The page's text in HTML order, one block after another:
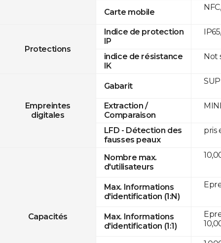
Carte mobile
Protections
Indice de protection
IP
indice de résistance
IK
Empreintes
digitales
Gabarit
Extraction /
Comparaison
LFD - Détection des
fausses peaux
Capacités
Nombre max.
d'utilisateurs
Max. Informations
d'identification (1:N)
Max. Informations
d'identification (1:1)
Not
pris